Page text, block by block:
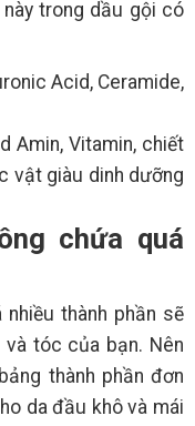
trong dầu gội có
Acid, Ceramide,
Amin, Vitamin, chiết
vật giàu dinh dưỡng
chứa quá
thành phần sẽ
tóc của bạn. Nên
thành phần đơn
da đầu khô và mái